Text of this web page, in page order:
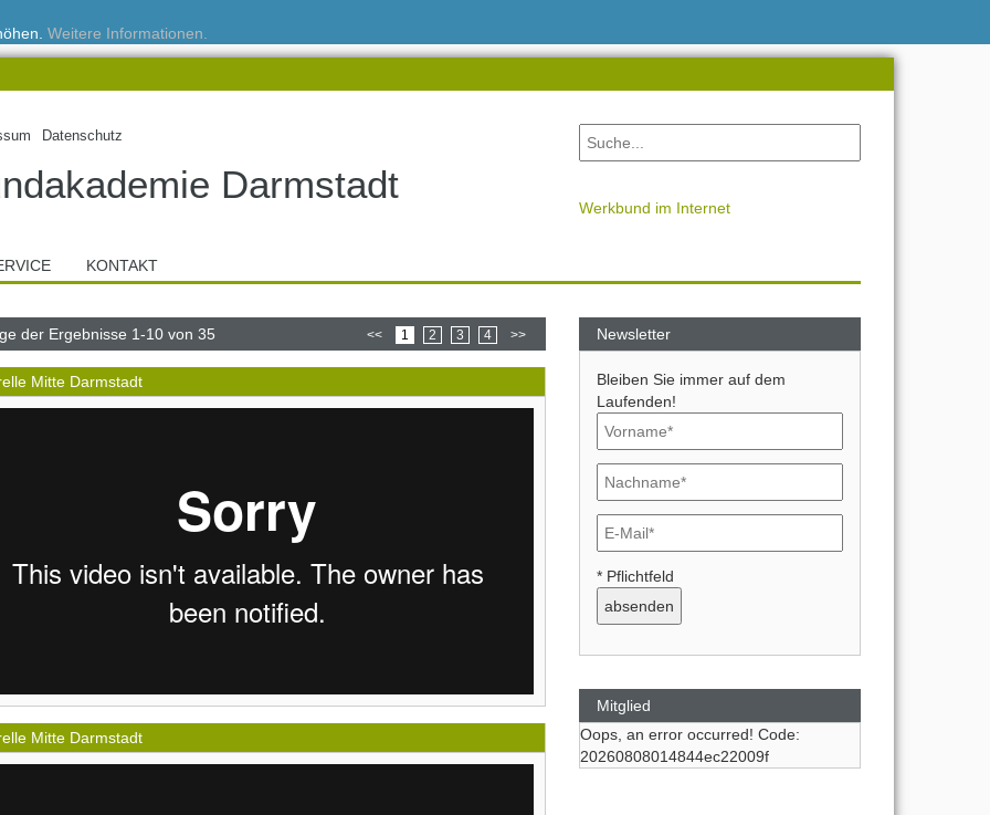
Weitere Informationen.
Datenschutz
Darmstadt
Werkbund im Internet
KONTAKT
der Ergebnisse 1-10 von 35 << 1 2 3 4 >>
Mitte Darmstadt
Mitte Darmstadt
Newsletter
Bleiben Sie immer auf dem
Laufenden!
* Pflichtfeld
Mitglied
Oops, an error occurred! Code:
20260808014844ec22009f